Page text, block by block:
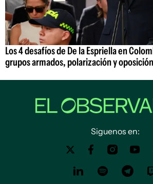
Los 4 desafíos de De la Espriella en
grupos armados, polarización y
Siguenos en: